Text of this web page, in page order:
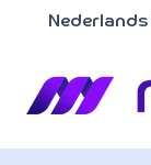
Nederlands